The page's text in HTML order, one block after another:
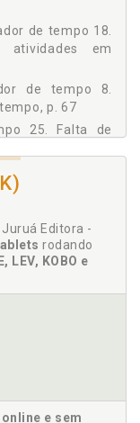
Tomar Decisão,
Físicas e Mentais
p. 127
e Entrevistas em
Insuficiente de
Organizadas ou
de Políticas,
p. 145
p. 151
de tempo 18.
atividades em
de tempo 8.
p. 67
25. Falta de
de tempo 4.
de tempo 21, p.
de tempo 14.
Editora -
rodando
LEV, KOBO e
e sem